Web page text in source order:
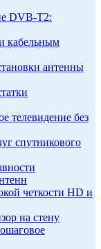
DVB-T2:
кабельным
антенны
телевидение без
спутникового
четкости HD и
на стену